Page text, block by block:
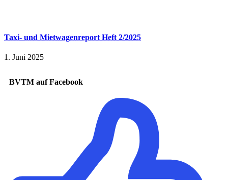
Taxi- und Mietwagenreport Heft 2/2025
1. Juni 2025
BVTM auf Facebook